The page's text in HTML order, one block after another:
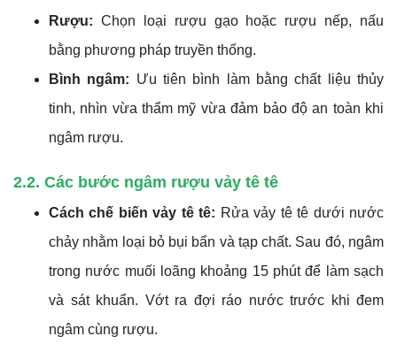
Rượu: Chọn loại rượu gạo hoặc rượu nếp, nấu
bằng phương pháp truyền thống.
Bình ngâm: Ưu tiên bình làm bằng chất liệu thủy
tinh, nhìn vừa thẩm mỹ vừa đảm bảo độ an toàn khi
ngâm rượu.
2.2. Các bước ngâm rượu vảy tê tê
Cách chế biến vảy tê tê: Rửa vảy tê tê dưới nước
chảy nhằm loại bỏ bụi bẩn và tạp chất. Sau đó, ngâm
trong nước muối loãng khoảng 15 phút để làm sạch
và sát khuẩn. Vớt ra đợi ráo nước trước khi đem
ngâm cùng rượu.